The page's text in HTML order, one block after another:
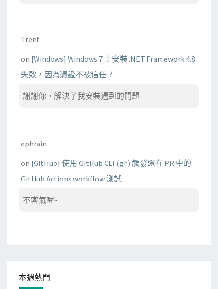
Trent
on [Windows] Windows 7 上安裝 .NET Framework 4.8
失敗，因為憑證不被信任？
謝謝你，解決了我安裝遇到的問題
ephrain
on [GitHub] 使用 GitHub CLI (gh) 觸發還在 PR 中的
GitHub Actions workflow 測試
不客氣喔~
本週熱門